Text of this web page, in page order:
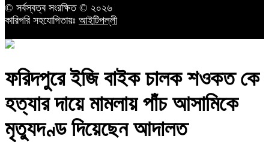
© সর্বস্বত্ব সংরক্ষিত © ২০২৬
কারিগরি সহযোগিতায়ঃ আইটিপল্লী
ফরিদপুরে ইজি বাইক চালক শওকত কে
হত্যার দায়ে মামলায় পাঁচ আসামিকে
মৃত্যুদণ্ড দিয়েছেন আদালত